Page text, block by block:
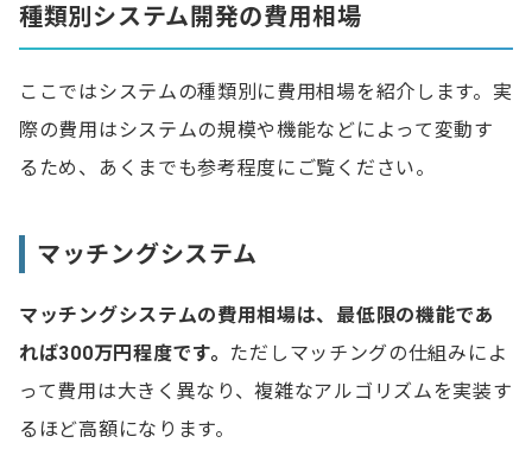
種類別システム開発の費用相場
ここではシステムの種類別に費用相場を紹介します。実
際の費用はシステムの規模や機能などによって変動す
るため、あくまでも参考程度にご覧ください。
マッチングシステム
マッチングシステムの費用相場は、最低限の機能であ
れば300万円程度です。 ただしマッチングの仕組みによ
って費用は大きく異なり、複雑なアルゴリズムを実装す
るほど高額になります。